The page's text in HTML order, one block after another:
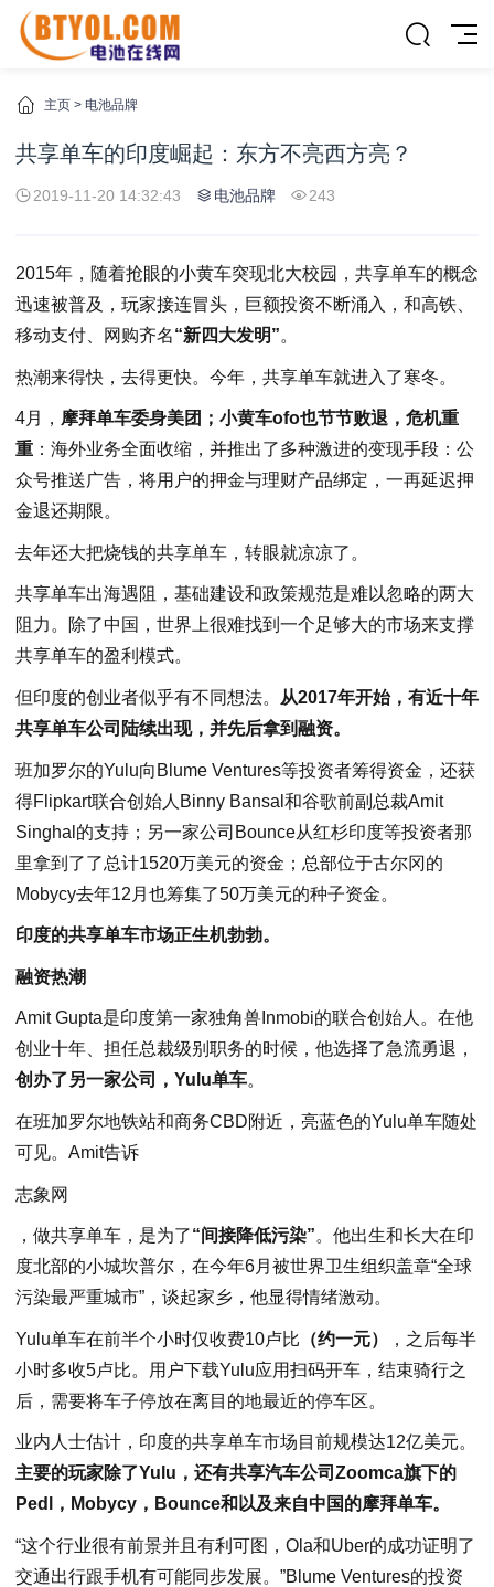
主页 > 电池品牌
共享单车的印度崛起：东方不亮西方亮？
2019-11-20 14:32:43 电池品牌 243
2015年，随着抢眼的小黄车突现北大校园，共享单车的概念
迅速被普及，玩家接连冒头，巨额投资不断涌入，和高铁、
移动支付、网购齐名“新四大发明”。
热潮来得快，去得更快。今年，共享单车就进入了寒冬。
4月， 摩拜单车委身美团；小黄车ofo也节节败退，危机重
重 ：海外业务全面收缩，并推出了多种激进的变现手段：公
众号推送广告，将用户的押金与理财产品绑定，一再延迟押
金退还期限。
去年还大把烧钱的共享单车，转眼就凉凉了。
共享单车出海遇阻，基础建设和政策规范是难以忽略的两大
阻力。除了中国，世界上很难找到一个足够大的市场来支撑
共享单车的盈利模式。
但印度的创业者似乎有不同想法。
从2017年开始，有近十年
共享单车公司陆续出现，并先后拿到融资。
班加罗尔的Yulu向Blume Ventures等投资者筹得资金，还获
得Flipkart联合创始人Binny Bansal和谷歌前副总裁Amit
Singhal的支持；另一家公司Bounce从红杉印度等投资者那
里拿到了了总计1520万美元的资金；总部位于古尔冈的
Mobycy去年12月也筹集了50万美元的种子资金。
印度的共享单车市场正生机勃勃。
融资热潮
Amit Gupta是印度第一家独角兽Inmobi的联合创始人。在他
创业十年、担任总裁级别职务的时候，他选择了急流勇退，
创办了另一家公司，Yulu单车。
在班加罗尔地铁站和商务CBD附近，亮蓝色的Yulu单车随处
可见。Amit告诉
志象网
，做共享单车，是为了“间接降低污染”。他出生和长大在印
度北部的小城坎普尔，在今年6月被世界卫生组织盖章“全球
污染最严重城市”，谈起家乡，他显得情绪激动。
Yulu单车在前半个小时仅收费10卢比 （约一元）
，之后每半
小时多收5卢比。用户下载Yulu应用扫码开车，结束骑行之
后，需要将车子停放在离目的地最近的停车区。
业内人士估计，印度的共享单车市场目前规模达12亿美元。
主要的玩家除了Yulu，还有共享汽车公司Zoomca旗下的
Pedl，Mobycy，Bounce和以及来自中国的摩拜单车。
“这个行业很有前景并且有利可图，Ola和Uber的成功证明了
交通出行跟手机有可能同步发展。”Blume Ventures的投资